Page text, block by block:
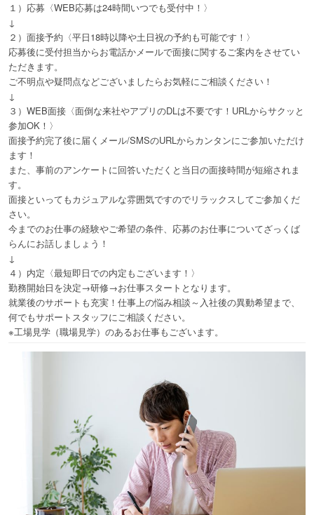
１）応募〈WEB応募は24時間いつでも受付中！〉
↓
２）面接予約〈平日18時以降や土日祝の予約も可能です！〉
応募後に受付担当からお電話かメールで面接に関するご案内をさせてい
ただきます。
ご不明点や疑問点などございましたらお気軽にご相談ください！
↓
３）WEB面接〈面倒な来社やアプリのDLは不要です！URLからサクッと
参加OK！〉
面接予約完了後に届くメール/SMSのURLからカンタンにご参加いただけ
ます！
また、事前のアンケートに回答いただくと当日の面接時間が短縮されま
す。
面接といってもカジュアルな雰囲気ですのでリラックスしてご参加くだ
さい。
今までのお仕事の経験やご希望の条件、応募のお仕事についてざっくば
らんにお話しましょう！
↓
４）内定〈最短即日での内定もございます！〉
勤務開始日を決定→研修→お仕事スタートとなります。
就業後のサポートも充実！仕事上の悩み相談～入社後の異動希望まで、
何でもサポートスタッフにご相談ください。
※工場見学（職場見学）のあるお仕事もございます。